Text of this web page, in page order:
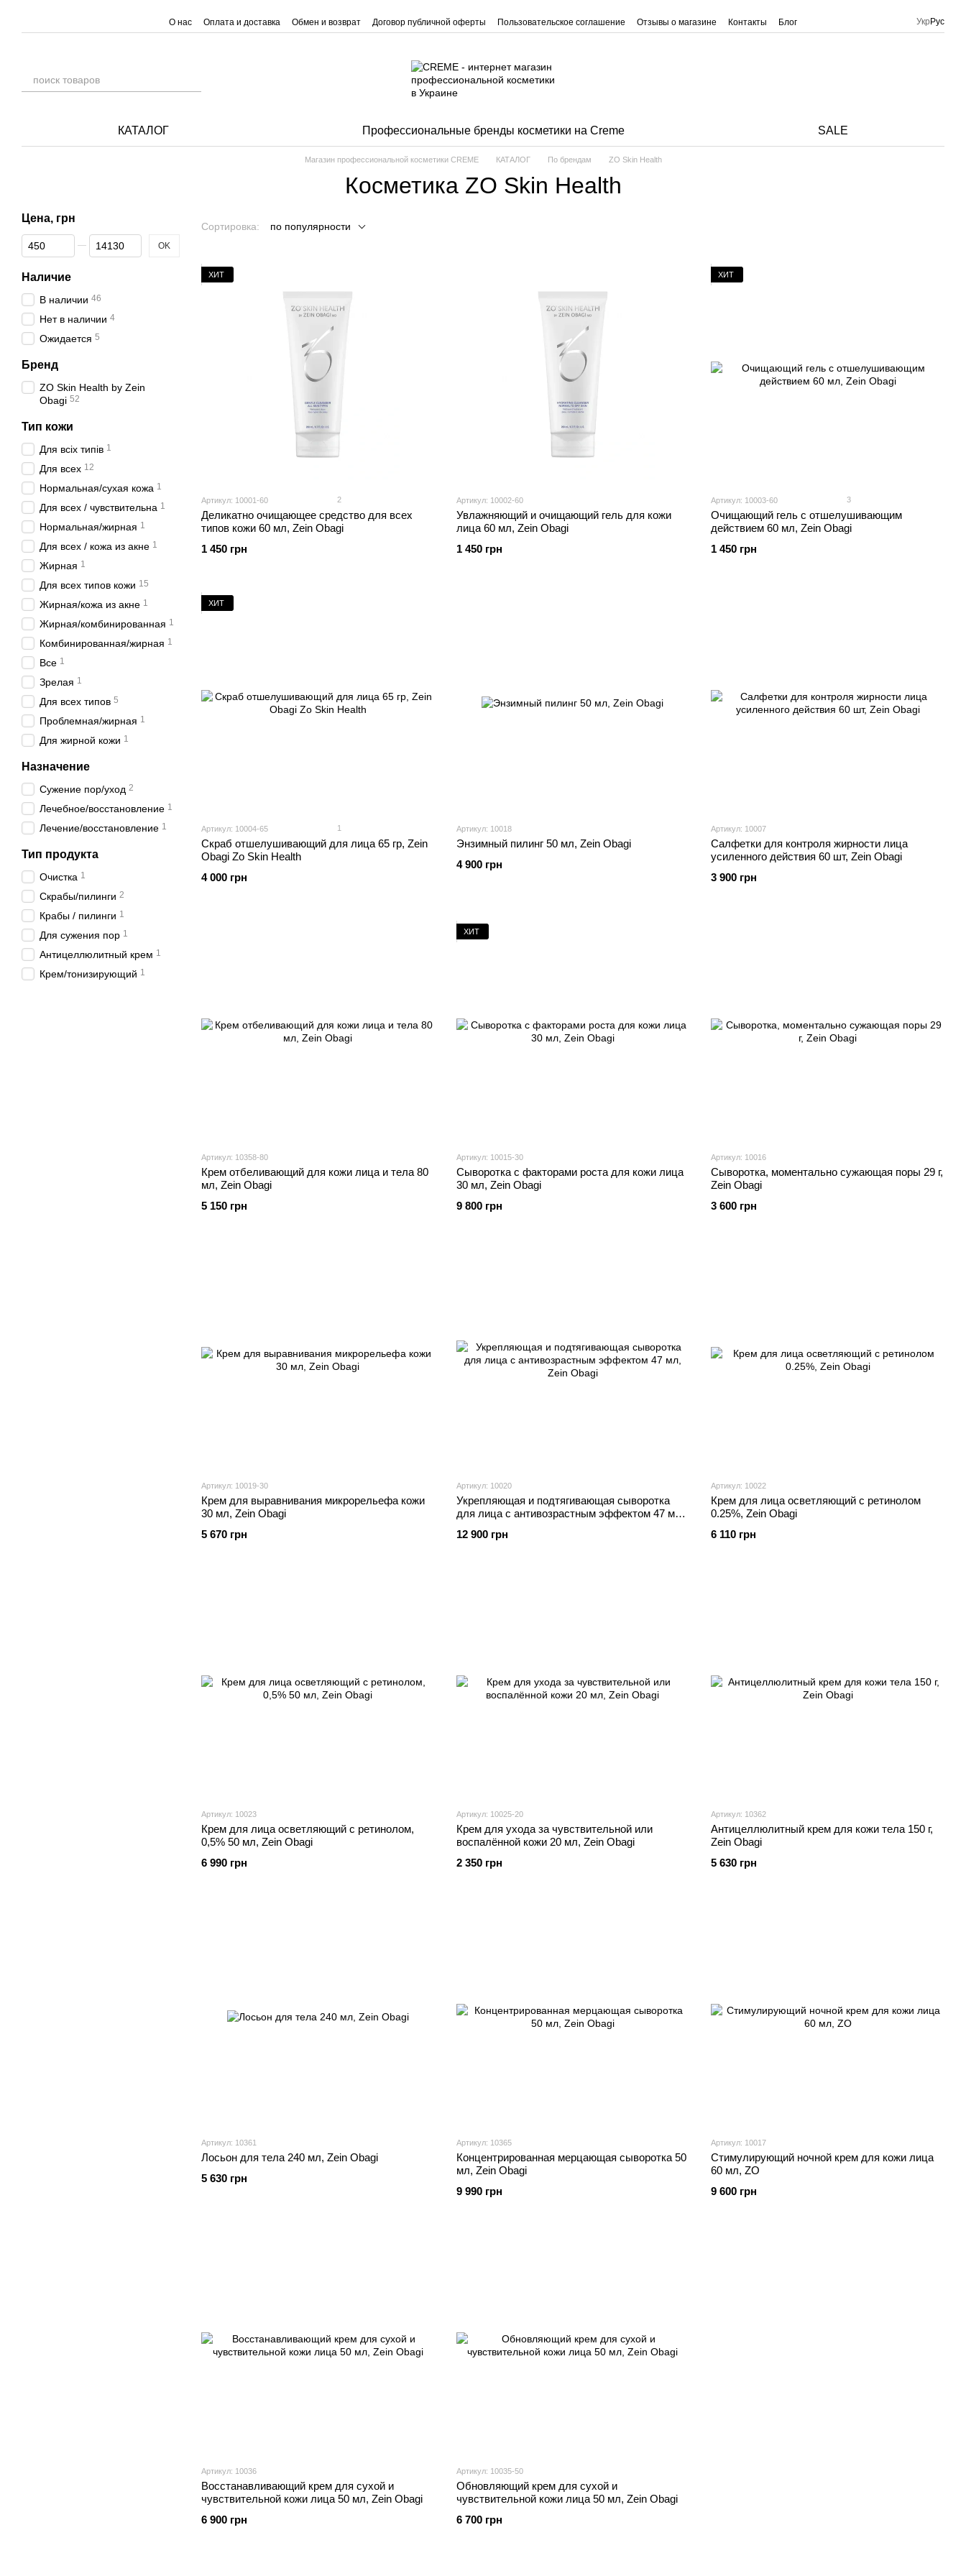
О нас Оплата и доставка Обмен и возврат Договор публичной оферты Пользовательское соглашение Отзывы о магазине Контакты Блог Укр Рус
КАТАЛОГ Профессиональные бренды косметики на Creme SALE
Магазин профессиональной косметики CREME КАТАЛОГ По брендам ZO Skin Health
Косметика ZO Skin Health
Сортировка: по популярности
ХИТ
Артикул: 10001-60 2
Деликатно очищающее средство для всех
типов кожи 60 мл, Zein Obagi
1 450 грн
Артикул: 10002-60
Увлажняющий и очищающий гель для кожи
лица 60 мл, Zein Obagi
1 450 грн
ХИТ
Артикул: 10003-60 3
Очищающий гель с отшелушивающим
действием 60 мл, Zein Obagi
1 450 грн
ХИТ
Артикул: 10004-65 1
Скраб отшелушивающий для лица 65 гр, Zein
Obagi Zo Skin Health
4 000 грн
Артикул: 10018
Энзимный пилинг 50 мл, Zein Obagi
4 900 грн
Артикул: 10007
Салфетки для контроля жирности лица
усиленного действия 60 шт, Zein Obagi
3 900 грн
Артикул: 10358-80
Крем отбеливающий для кожи лица и тела 80
мл, Zein Obagi
5 150 грн
ХИТ
Артикул: 10015-30
Сыворотка с факторами роста для кожи лица
30 мл, Zein Obagi
9 800 грн
Артикул: 10016
Сыворотка, моментально сужающая поры 29 г,
Zein Obagi
3 600 грн
Артикул: 10019-30
Крем для выравнивания микрорельефа кожи
30 мл, Zein Obagi
5 670 грн
Артикул: 10020
Укрепляющая и подтягивающая сыворотка
для лица с антивозрастным эффектом 47 мл,
12 900 грн
Артикул: 10022
Крем для лица осветляющий с ретинолом
0.25%, Zein Obagi
6 110 грн
Артикул: 10023
Крем для лица осветляющий с ретинолом,
0,5% 50 мл, Zein Obagi
6 990 грн
Артикул: 10025-20
Крем для ухода за чувствительной или
воспалённой кожи 20 мл, Zein Obagi
2 350 грн
Артикул: 10362
Антицеллюлитный крем для кожи тела 150 г,
Zein Obagi
5 630 грн
Артикул: 10361
Лосьон для тела 240 мл, Zein Obagi
5 630 грн
Артикул: 10365
Концентрированная мерцающая сыворотка 50
мл, Zein Obagi
9 990 грн
Артикул: 10017
Стимулирующий ночной крем для кожи лица
60 мл, ZO
9 600 грн
Артикул: 10036
Восстанавливающий крем для сухой и
чувствительной кожи лица 50 мл, Zein Obagi
6 900 грн
Артикул: 10035-50
Обновляющий крем для сухой и
чувствительной кожи лица 50 мл, Zein Obagi
6 700 грн
Цена, грн
От Цена, грн
До Цена, грн OK
Наличие
В наличии 46
Нет в наличии 4
Ожидается 5
Бренд
ZO Skin Health by Zein
Obagi 52
Тип кожи
Для всіх типів 1
Для всех 12
Нормальная/сухая кожа 1
Для всех / чувствительна 1
Нормальная/жирная 1
Для всех / кожа из акне 1
Жирная 1
Для всех типов кожи 15
Жирная/кожа из акне 1
Жирная/комбинированная 1
Комбинированная/жирная 1
Все 1
Зрелая 1
Для всех типов 5
Проблемная/жирная 1
Для жирной кожи 1
Назначение
Сужение пор/уход 2
Лечебное/восстановление 1
Лечение/восстановление 1
Тип продукта
Очистка 1
Скрабы/пилинги 2
Крабы / пилинги 1
Для сужения пор 1
Антицеллюлитный крем 1
Крем/тонизирующий 1